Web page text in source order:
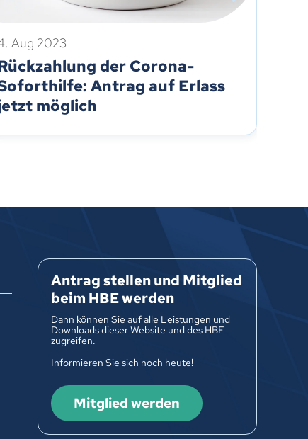
Aug 2023
der Corona-
Antrag auf Erlass
möglich
Antrag stellen und Mitglied
beim HBE werden
Dann können Sie auf alle Leistungen und
Downloads dieser Website und des HBE
zugreifen.
Informieren Sie sich noch heute!
Mitglied werden